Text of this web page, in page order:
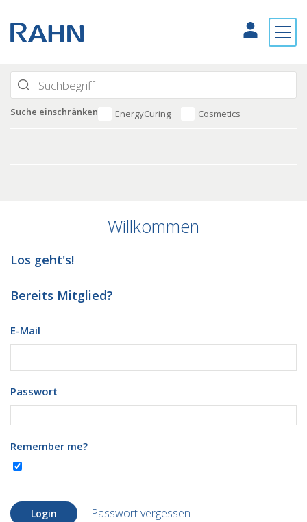
Suche einschränken EnergyCuring Cosmetics
Willkommen
Los geht's!
Bereits Mitglied?
E-Mail
Passwort
Remember me?
Login Passwort vergessen